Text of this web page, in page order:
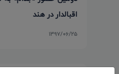
اقبالدار در هند
۱۳۹۷/۰۶/۲۵